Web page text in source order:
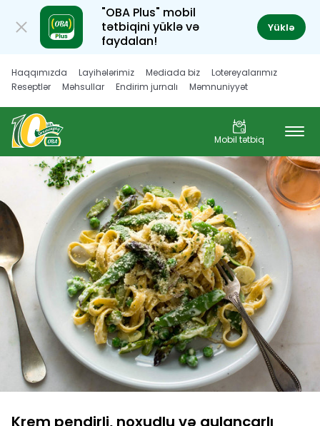
Haqqımızda Layihələrimiz Mediada biz
Lotereyalarımız
Reseptlər
Məhsullar Endirim jurnalı
Məmnuniyyət
Mobil tətbiq
Krem pendirli, noxudlu və qulançarlı
"OBA Plus" mobil
tətbiqini yüklə və
faydalan!
Yüklə